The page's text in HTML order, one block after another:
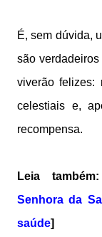
É, sem dúvida,
são
viverão felizes:
celestiais e,
recompensa.
Leia
Senhora da
saúde]